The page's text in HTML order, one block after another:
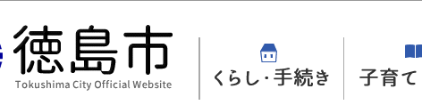
このページの本